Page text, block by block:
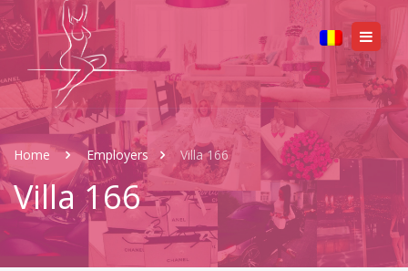
Home Employers Villa 166
Villa 166